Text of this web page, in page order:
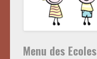
Menu des Ecoles